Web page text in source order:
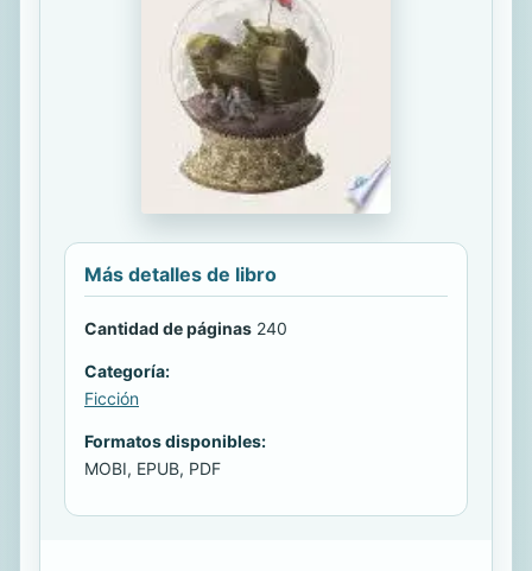
Más detalles de libro
Cantidad de páginas 240
Categoría:
Ficción
Formatos disponibles:
MOBI, EPUB, PDF